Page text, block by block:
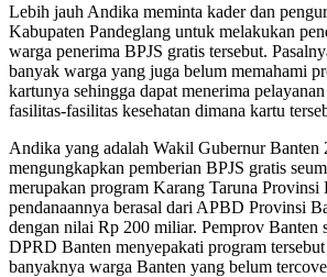
Lebih jauh Andika meminta kader dan
Kabupaten Pandeglang untuk melakukan
warga penerima BPJS gratis tersebut.
banyak warga yang juga belum memahami
kartunya sehingga dapat menerima
fasilitas-fasilitas kesehatan dimana kartu
Andika yang adalah Wakil Gubernur Banten
mengungkapkan pemberian BPJS gratis
merupakan program Karang Taruna Provinsi
pendanaannya berasal dari APBD Provinsi
dengan nilai Rp 200 miliar. Pemprov Banten
DPRD Banten menyepakati program
banyaknya warga Banten yang belum